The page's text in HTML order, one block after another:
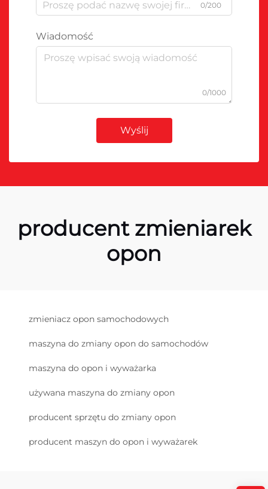
0/200
Wiadomość
0/1000
Wyślij
producent zmieniarek
opon
zmieniacz opon samochodowych
maszyna do zmiany opon do samochodów
maszyna do opon i wyważarka
używana maszyna do zmiany opon
producent sprzętu do zmiany opon
producent maszyn do opon i wyważarek